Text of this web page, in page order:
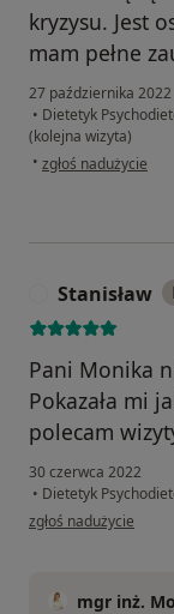
kryzysu. Jest
mam pełne
27 października 2022
• Dietetyk
(kolejna wizyta)
• w opinii
zgłoś nadużycie
Stanisław
Pani Monika
Pokazała mi
polecam
30 czerwca 2022
• Dietetyk
w opinii użytkownika
zgłoś nadużycie
mgr inż.